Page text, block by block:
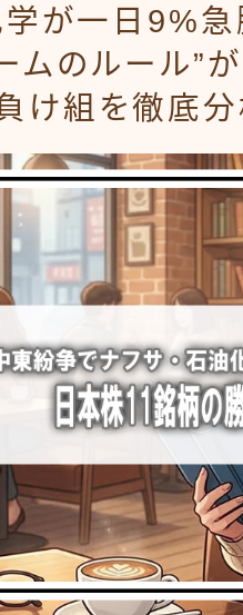
トラブル事例
出品ノウハウ
フリマ物販
Yahoo出品
メルカリ販売
が一日9%急
ムのルール”
け組を徹底